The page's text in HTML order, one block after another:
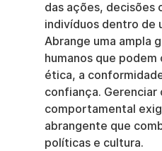
das ações, decisões
indivíduos dentro de
Abrange uma ampla
humanos que
ética, a
confiança. Gerenciar
comportamental
abrangente que
políticas e cultura.